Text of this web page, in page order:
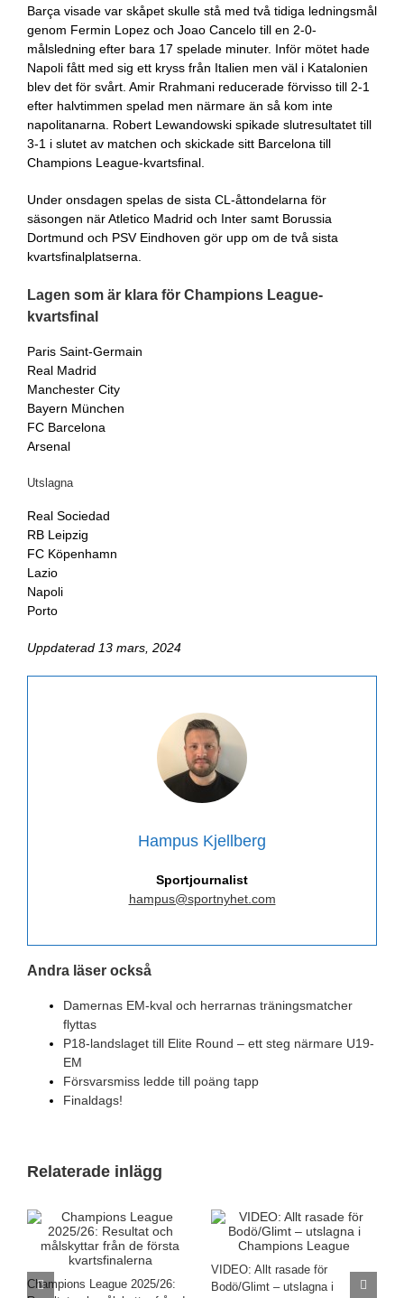
Barça visade var skåpet skulle stå med två tidiga ledningsmål
genom Fermin Lopez och Joao Cancelo till en 2-0-
målsledning efter bara 17 spelade minuter. Inför mötet hade
Napoli fått med sig ett kryss från Italien men väl i Katalonien
blev det för svårt. Amir Rrahmani reducerade förvisso till 2-1
efter halvtimmen spelad men närmare än så kom inte
napolitanarna. Robert Lewandowski spikade slutresultatet till
3-1 i slutet av matchen och skickade sitt Barcelona till
Champions League-kvartsfinal.
Under onsdagen spelas de sista CL-åttondelarna för
säsongen när Atletico Madrid och Inter samt Borussia
Dortmund och PSV Eindhoven gör upp om de två sista
kvartsfinalplatserna.
Lagen som är klara för Champions League-
kvartsfinal
Paris Saint-Germain
Real Madrid
Manchester City
Bayern München
FC Barcelona
Arsenal
Utslagna
Real Sociedad
RB Leipzig
FC Köpenhamn
Lazio
Napoli
Porto
Uppdaterad 13 mars, 2024
Hampus Kjellberg
Sportjournalist
hampus@sportnyhet.com
Andra läser också
Damernas EM-kval och herrarnas träningsmatcher
flyttas
P18-landslaget till Elite Round – ett steg närmare U19-
EM
Försvarsmiss ledde till poäng tapp
Finaldags!
Relaterade inlägg
UEFA Champions League
2025/26: Resultat och
CL 2025/2026: Vinnarna i
kvartsfinalerna – Så